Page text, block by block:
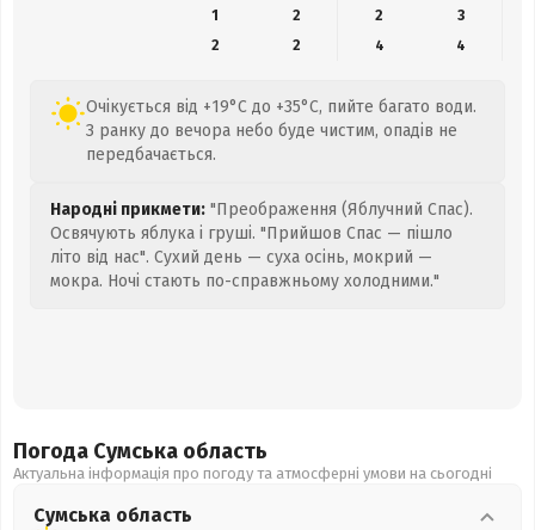
1
2 2
3
2
2 4 4
Очікується від +19°C до +35°C, пийте багато води.
З ранку до вечора небо буде чистим, опадів не
передбачається.
Народні прикмети: "Преображення (Яблучний Спас).
Освячують яблука і груші. "Прийшов Спас — пішло
літо від нас". Сухий день — суха осінь, мокрий —
мокра. Ночі стають по-справжньому холодними."
Погода Сумська область
Актуальна інформація про погоду та атмосферні умови на сьогодні
Сумська область